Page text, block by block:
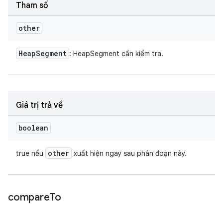
Tham số
other
HeapSegment : HeapSegment cần kiểm tra.
Giá trị trả về
boolean
true nếu other xuất hiện ngay sau phân đoạn này.
compareTo